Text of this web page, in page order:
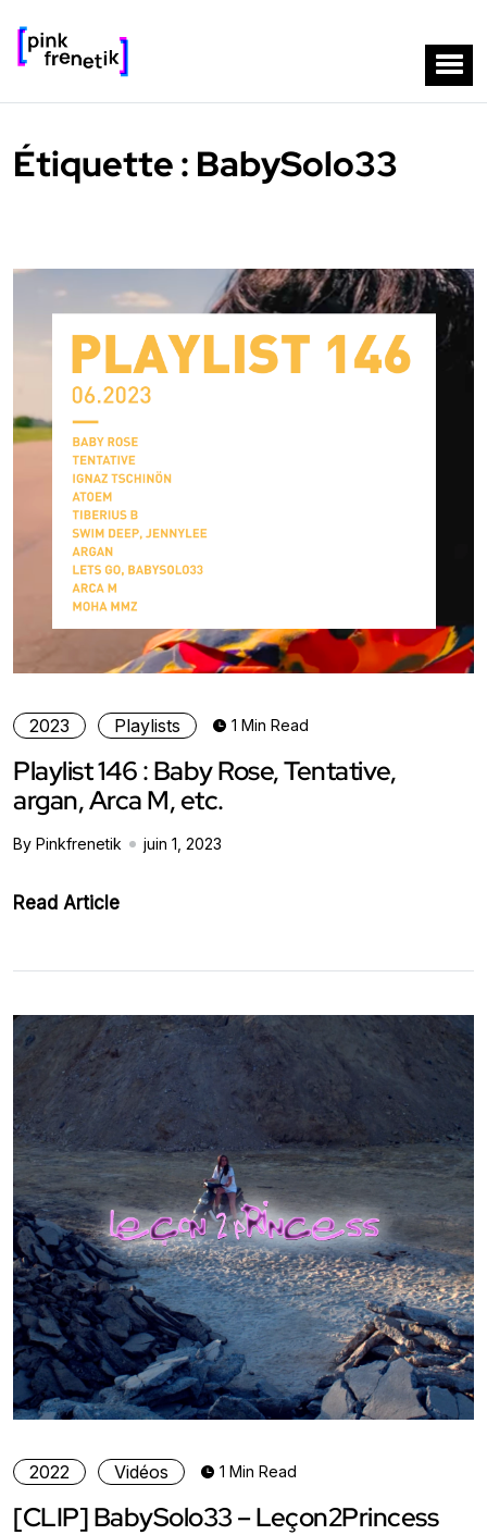
Étiquette : BabySolo33
2023 Playlists 1 Min Read
Playlist 146 : Baby Rose, Tentative,
argan, Arca M, etc.
By Pinkfrenetik juin 1, 2023
Read Article
2022 Vidéos 1 Min Read
[CLIP] BabySolo33 – Leçon2Princess